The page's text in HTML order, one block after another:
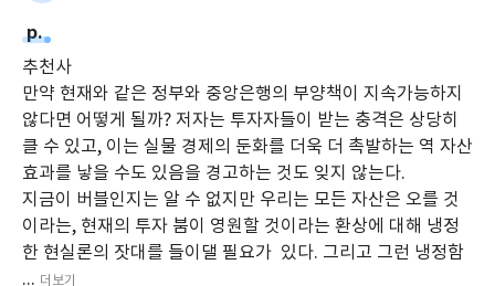
p.
추천사
만약 현재와 같은 정부와 중앙은행의 부양책이 지속가능하지
않다면 어떻게 될까? 저자는 투자자들이 받는 충격은 상당히
클 수 있고, 이는 실물 경제의 둔화를 더욱 더 촉발하는 역 자산
효과를 낳을 수도 있음을 경고하는 것도 잊지 않는다.
지금이 버블인지는 알 수 없지만 우리는 모든 자산은 오를 것
이라는, 현재의 투자 붐이 영원할 것이라는 환상에 대해 냉정
한 현실론의 잣대를 들이댈 필요가 있다. 그리고 그런 냉정함
... 더보기